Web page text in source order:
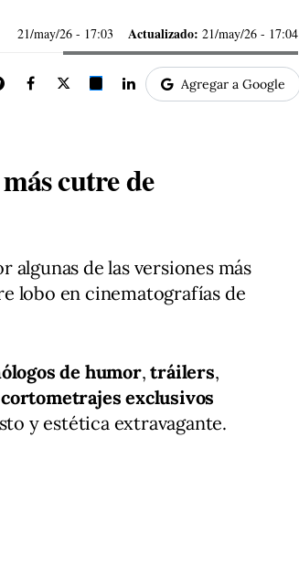
21/may/26 - 17:03 Actualizado: 21/may/26 - 17:04
Agregar a Google
cutre de
de las versiones más
lobo en cinematografías de
de humor, tráilers,
cortometrajes exclusivos
y estética extravagante.